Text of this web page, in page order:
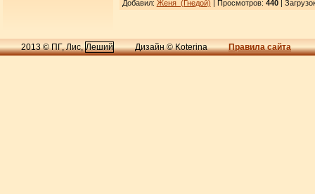
Добавил: Женя_(Гнедой) | Просмотров: 440|
2013 © ПГ, Лис,Леший Дизайн © Koterina Правила сайта